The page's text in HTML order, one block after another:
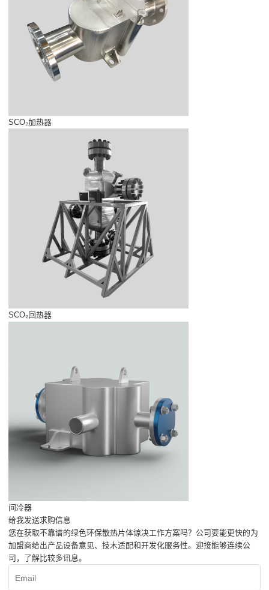
SCO₂加热器
SCO₂回热器
间冷器
给我发送求购信息
您在获取不靠谱的绿色环保散热片体谅决工作方案吗？公司要能更快的为
加盟商给出产品设备意见、技木适配和开发化服务性。迎接能够连续公
司，了解比较多讯息。